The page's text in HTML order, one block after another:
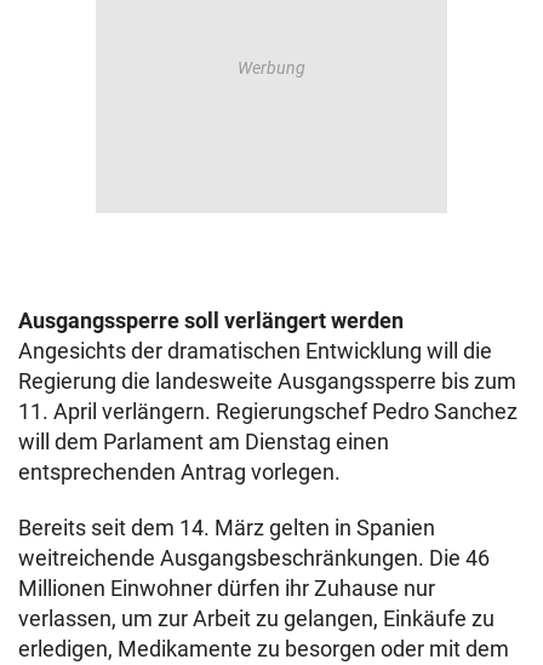
Ausgangssperre soll verlängert werden
Angesichts der dramatischen Entwicklung will die
Regierung die landesweite Ausgangssperre bis zum
11. April verlängern. Regierungschef Pedro Sanchez
will dem Parlament am Dienstag einen
entsprechenden Antrag vorlegen.
Bereits seit dem 14. März gelten in Spanien
weitreichende Ausgangsbeschränkungen. Die 46
Millionen Einwohner dürfen ihr Zuhause nur
verlassen, um zur Arbeit zu gelangen, Einkäufe zu
erledigen, Medikamente zu besorgen oder mit dem